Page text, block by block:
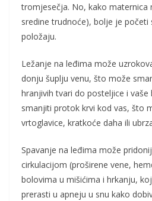
tromjesečja. No, kako maternica
sredine trudnoće), bolje je početi
položaju.
Ležanje na leđima može
donju šuplju venu, što može
hranjivih tvari do posteljice i
smanjiti protok krvi kod vas, što
vrtoglavice, kratkoće daha ili
Spavanje na leđima može
cirkulacijom (proširene vene,
bolovima u mišićima i hrkanju,
prerasti u apneju u snu kako